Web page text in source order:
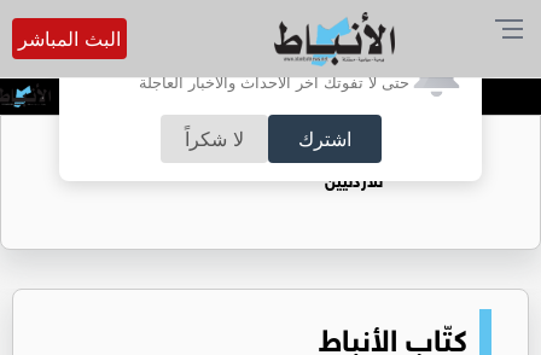
أترغب في تفعيل الإشعارات؟
حتى لا تفوتك آخر الأحداث والأخبار العاجلة
اشترك لا شكراً
البث المباشر
معركة أول جندوها ملك
حقل الريشة حين يتحول الغاز إلى فرص عمل
للأردنيين
كتّاب الأنباط